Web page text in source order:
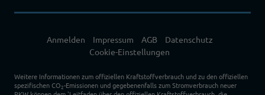
Anmelden Impressum AGB
Datenschutz
Cookie-Einstellungen
Weitere Informationen zum offiziellen Kraftstoffverbrauch und zu den offiziellen
spezifischen CO2-Emissionen und gegebenenfalls zum Stromverbrauch neuer